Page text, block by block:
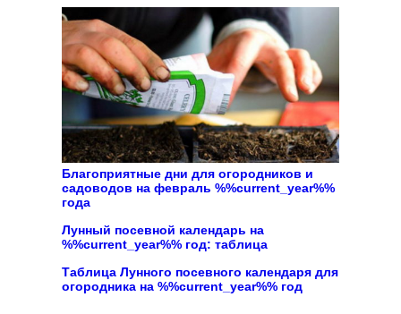
Благоприятные дни для огородников и
садоводов на февраль %%current_year%%
года
Лунный посевной календарь на
%%current_year%% год: таблица
Таблица Лунного посевного календаря для
огородника на %%current_year%% год